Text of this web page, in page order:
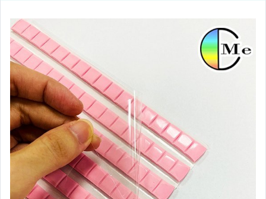
暖暖包 系列
束口/密封袋/禮品袋
DIY手作樂趣
冷氣相關商品
泡沫清潔
6月新品New in
5月新品New in
4月新品New in